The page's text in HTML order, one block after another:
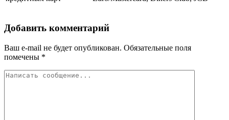
Добавить комментарий
Ваш e-mail не будет опубликован. Обязательные поля
помечены *